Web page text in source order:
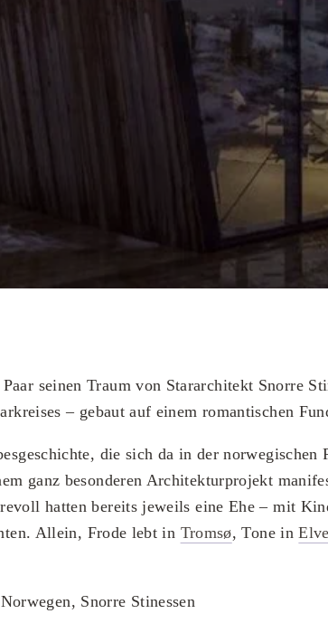
seinen Traum von Stararchitekt Snorre
– gebaut auf einem romantischen
die sich da in der norwegischen
ganz besonderen Architekturprojekt
hatten bereits jeweils eine Ehe – mit
Allein, Frode lebt in Tromsø, Tone in